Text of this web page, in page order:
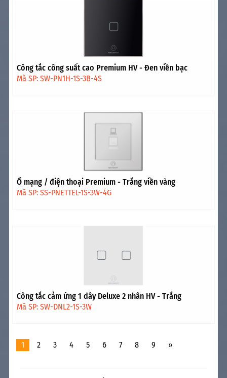
Công tắc công suất cao Premium HV - Đen viền bạc
Mã SP: SW-PN1H-1S-3B-4S
Ổ mạng / điện thoại Premium - Trắng viền vàng
Mã SP: SS-PNETTEL-1S-3W-4G
Công tắc cảm ứng 1 dây Deluxe 2 nhân HV - Trắng
Mã SP: SW-DNL2-1S-3W
1 2 3 4 5 6 7 8 9 »